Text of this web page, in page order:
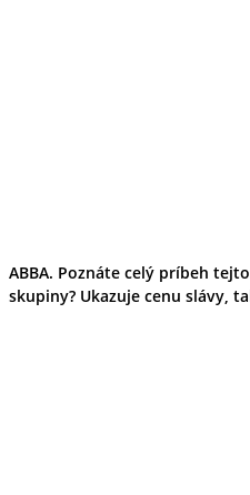
ABBA. Poznáte celý príbeh
skupiny? Ukazuje cenu slávy,